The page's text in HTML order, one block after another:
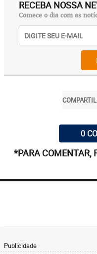
RECEBA NOSSA
Comece o dia com as
0
*PARA COMENTAR,
Publicidade